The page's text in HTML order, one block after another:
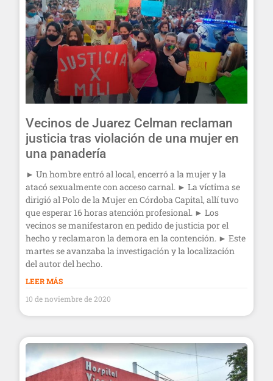
Vecinos de Juarez Celman reclaman
justicia tras violación de una mujer en
una panadería
► Un hombre entró al local, encerró a la mujer y la
atacó sexualmente con acceso carnal. ► La víctima se
dirigió al Polo de la Mujer en Córdoba Capital, allí tuvo
que esperar 16 horas atención profesional. ► Los
vecinos se manifestaron en pedido de justicia por el
hecho y reclamaron la demora en la contención. ► Este
martes se avanzaba la investigación y la localización
del autor del hecho.
LEER MÁS
10 de noviembre de 2020